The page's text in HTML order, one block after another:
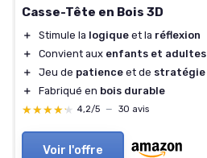
Casse-Tête en Bois 3D
＋ Stimule la logique et la réflexion
＋
Convient aux enfants et adultes
＋
Jeu de patience et de stratégie
＋
Fabriqué en bois durable
★★★★★
★★★★★ 4,2/5 — 30 avis
Voir l'offre